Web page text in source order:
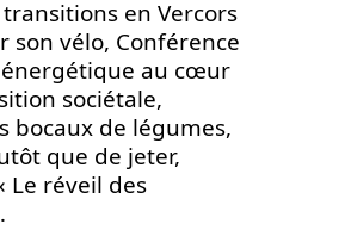
en Vercors
son vélo, Conférence
au cœur
sociétale,
bocaux de légumes,
que de jeter,
Le réveil des